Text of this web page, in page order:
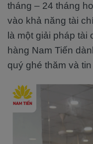
tháng – 24 tháng
vào khả năng tài
là một giải pháp
hàng Nam Tiến
quý ghé thăm và